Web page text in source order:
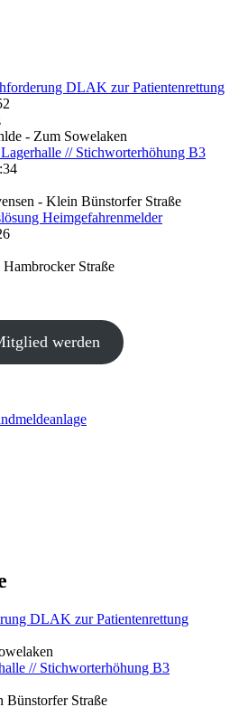
DLAK zur Patientenrettung
- Zum Sowelaken
// Stichworterhöhung B3
- Klein Bünstorfer Straße
Heimgefahrenmelder
Straße
werden
DLAK zur Patientenrettung
// Stichworterhöhung B3
Bünstorfer Straße